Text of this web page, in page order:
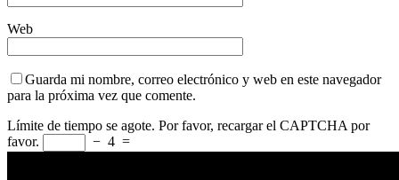
Web
Guarda mi nombre, correo electrónico y web en este navegador
para la próxima vez que comente.
Límite de tiempo se agote. Por favor, recargar el CAPTCHA por
favor.
− 4 =